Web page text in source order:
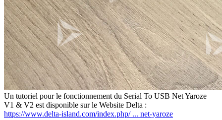
Un tutoriel pour le fonctionnement du Serial To USB Net Yaroze
V1 & V2 est disponible sur le Website Delta :
https://www.delta-island.com/index.php/ ... net-yaroze